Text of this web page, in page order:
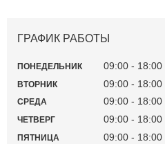
ГРАФИК РАБОТЫ
ПОНЕДЕЛЬНИК 09:00 18:00
ВТОРНИК 09:00 18:00
СРЕДА 09:00 18:00
ЧЕТВЕРГ 09:00 18:00
ПЯТНИЦА 09:00 18:00